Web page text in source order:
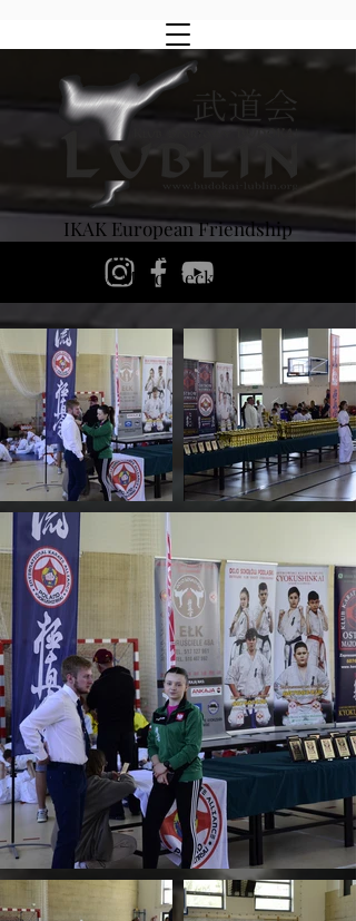
IKAK European Friendship
XVIII Turniej Karate Kyokushinkai,
Ostrów Mazowiecka 3.06.2023